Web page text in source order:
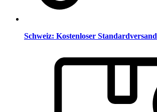
Schweiz: Kostenloser Standardversand